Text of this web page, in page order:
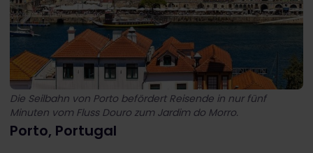
Die Seilbahn von Porto befördert Reisende in nur fünf
Minuten vom Fluss Douro zum Jardim do Morro.
Porto, Portugal